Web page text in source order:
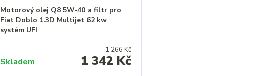
Motorový olej Q8 5W-40 a filtr pro
Fiat Doblo 1.3D Multijet 62 kw
systém UFI
1 266 Kč
1 342 Kč
Skladem